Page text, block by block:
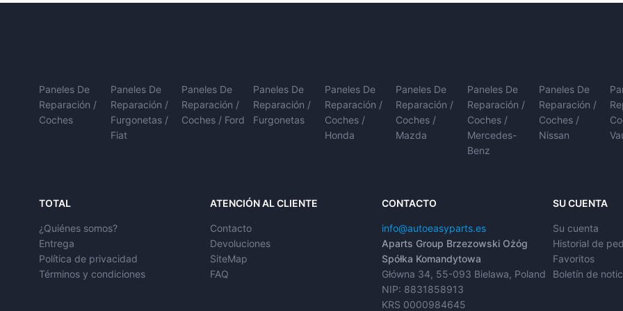
Paneles De
Reparación /
Coches
Paneles De
Reparación /
Furgonetas /
Fiat
Paneles De
Reparación /
Coches / Ford
Paneles De
Reparación /
Furgonetas
Paneles De
Reparación /
Coches /
Honda
Paneles De
Reparación /
Coches /
Mazda
Paneles De
Reparación /
Coches /
Mercedes-
Benz
Paneles De
Reparación /
Coches /
Nissan
TOTAL
¿Quiénes somos?
Entrega
Política de privacidad
Términos y condiciones
ATENCIÓN AL CLIENTE
Contacto
Devoluciones
SiteMap
FAQ
CONTACTO
info@autoeasyparts.es
Aparts Group Brzezowski Ożóg
Spółka Komandytowa
Główna 34, 55-093 Bielawa, Poland
NIP: 8831858913
KRS 0000984645
SU CUENTA
Su cuenta
Historial de
Favoritos
Boletín de